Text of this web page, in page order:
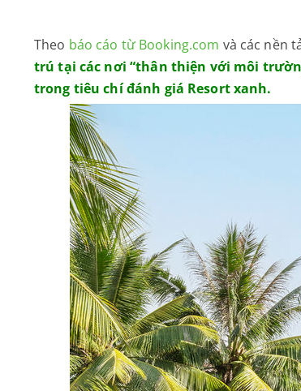
Theo báo cáo từ Booking.com và các nền
trú tại các nơi “thân thiện với môi
trong tiêu chí đánh giá Resort xanh.